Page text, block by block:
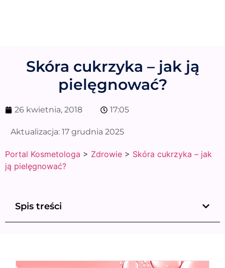
Skóra cukrzyka – jak ją
pielęgnować?
26 kwietnia, 2018 17:05
Aktualizacja: 17 grudnia 2025
Portal Kosmetologa > Zdrowie > Skóra cukrzyka – jak
ją pielęgnować?
Spis treści